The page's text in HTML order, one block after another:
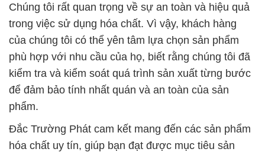
Chúng tôi rất quan trọng về sự an toàn và hiệu quả
trong việc sử dụng hóa chất. Vì vậy, khách hàng
của chúng tôi có thể yên tâm lựa chọn sản phẩm
phù hợp với nhu cầu của họ, biết rằng chúng tôi đã
kiểm tra và kiểm soát quá trình sản xuất từng bước
để đảm bảo tính nhất quán và an toàn của sản
phẩm.
Đắc Trường Phát cam kết mang đến các sản phẩm
hóa chất uy tín, giúp bạn đạt được mục tiêu sản